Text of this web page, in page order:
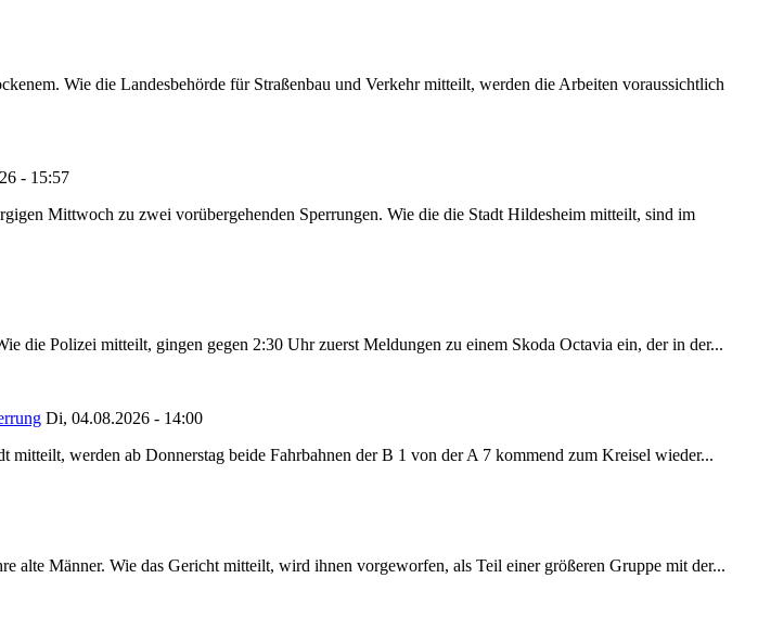
Wie die Landesbehörde für Straßenbau und Verkehr mitteilt, werden die Arbeiten voraussichtlich
- 15:57
Mittwoch zu zwei vorübergehenden Sperrungen. Wie die die Stadt Hildesheim mitteilt, sind im
die Polizei mitteilt, gingen gegen 2:30 Uhr zuerst Meldungen zu einem Skoda Octavia ein, der in der...
Di, 04.08.2026 - 14:00
werden ab Donnerstag beide Fahrbahnen der B 1 von der A 7 kommend zum Kreisel wieder...
alte Männer. Wie das Gericht mitteilt, wird ihnen vorgeworfen, als Teil einer größeren Gruppe mit der...